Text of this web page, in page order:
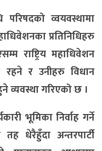
परिषदको व्वयवस्थामा
प्रतिनिधिहरु
राष्ट्रिय महाधिवेशन
रहने र उनीहरु विधान
व्यवस्था गरिएको छ ।
भूमिका निर्वाह गर्ने
धेरैहुँदा अन्तरपार्टी